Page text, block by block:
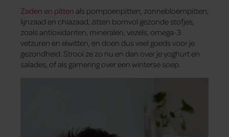
Zaden en pitten als pompoenpitten, zonnebloempitten,
lijnzaad en chiazaad, zitten bomvol gezonde stofjes,
zoals antioxidanten, mineralen, vezels, omega-3
vetzuren en eiwitten, en doen dus veel goeds voor je
gezondheid. Strooi ze zo nu en dan over je yoghurt en
salades, of als garnering over een winterse soep.